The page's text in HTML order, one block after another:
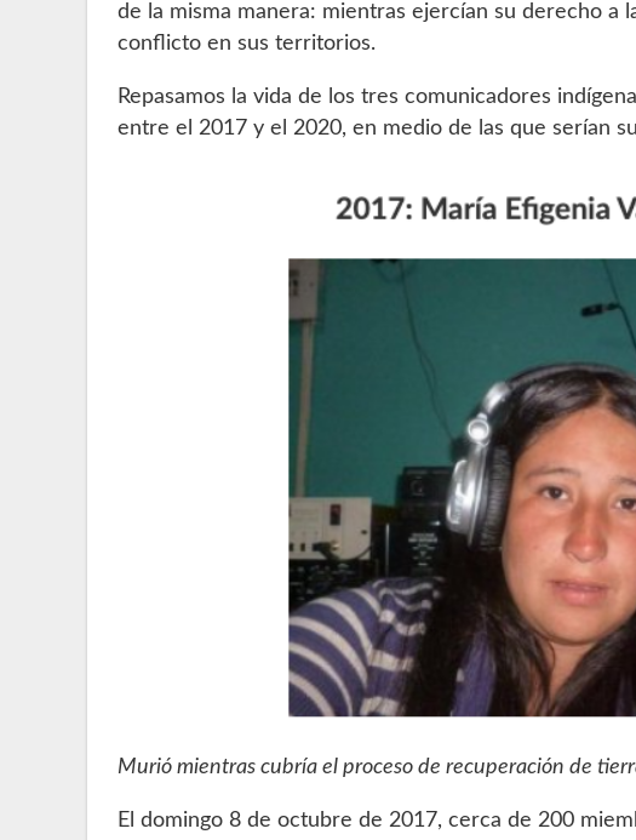
de la misma manera: mientras ejercían su derecho a
conflicto en sus territorios.
Repasamos la vida de los tres comunicadores
entre el 2017 y el 2020, en medio de las que serían
Murió mientras cubría el proceso de recuperación de
El domingo 8 de octubre de 2017, cerca de 200